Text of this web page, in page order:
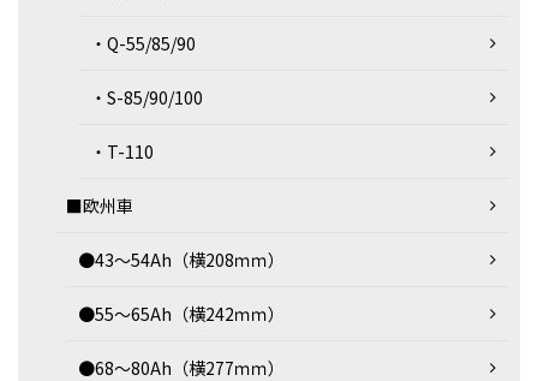
・Q-55/85/90
・S-85/90/100
・T-110
■欧州車
●43～54Ah（横208ｍｍ）
●55～65Ah（横242ｍｍ）
●68～80Ah（横277ｍｍ）